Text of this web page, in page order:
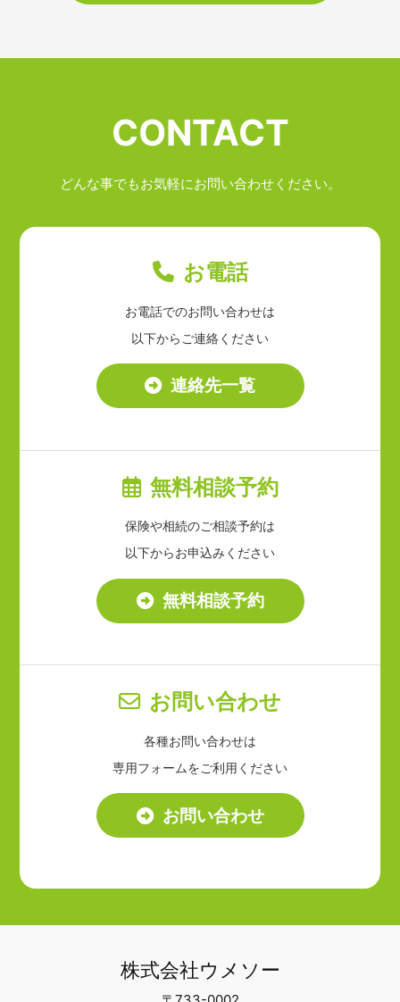
CONTACT
どんな事でもお気軽にお問い合わせください。
お電話
お電話でのお問い合わせは
以下からご連絡ください
連絡先一覧
無料相談予約
保険や相続のご相談予約は
以下からお申込みください
無料相談予約
お問い合わせ
各種お問い合わせは
専用フォームをご利用ください
お問い合わせ
株式会社ウメソー